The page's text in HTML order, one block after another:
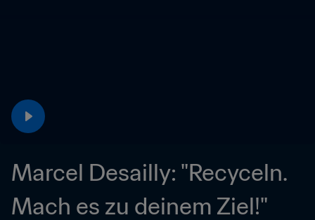
Marcel Desailly: "Recyceln.